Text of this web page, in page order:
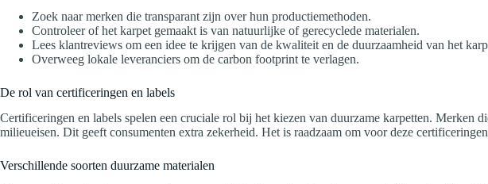
Zoek naar merken die transparant zijn over hun productiemethoden.
Controleer of het karpet gemaakt is van natuurlijke of gerecyclede materialen.
Lees klantreviews om een idee te krijgen van de kwaliteit en de duurzaamheid van het
Overweeg lokale leveranciers om de carbon footprint te verlagen.
De rol van certificeringen en labels
Certificeringen en labels spelen een cruciale rol bij het kiezen van duurzame karpetten.
milieueisen. Dit geeft consumenten extra zekerheid. Het is raadzaam om voor deze
Verschillende soorten duurzame materialen